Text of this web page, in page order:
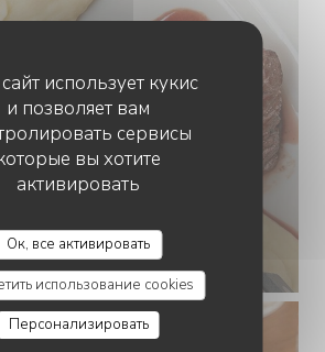
использует кукис
и позволяет вам
сервисы
вы хотите
активировать
Ок, все активировать
использование cookies
Персонализировать